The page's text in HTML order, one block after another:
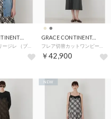
GRACE CONTINENTAL GRACE CONTINENTAL
￥42,900
NEW